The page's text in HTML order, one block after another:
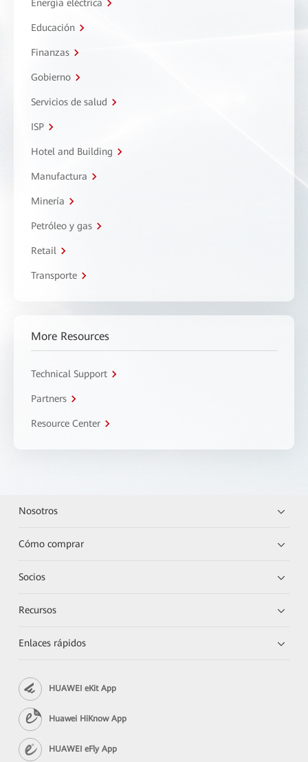
Energía eléctrica
Educación
Finanzas
Gobierno
Servicios de salud
ISP
Hotel and Building
Manufactura
Minería
Petróleo y gas
Retail
Transporte
More Resources
Technical Support
Partners
Resource Center
Nosotros
Cómo comprar
Socios
Recursos
Enlaces rápidos
HUAWEI eKit App
Huawei HiKnow App
HUAWEI eFly App